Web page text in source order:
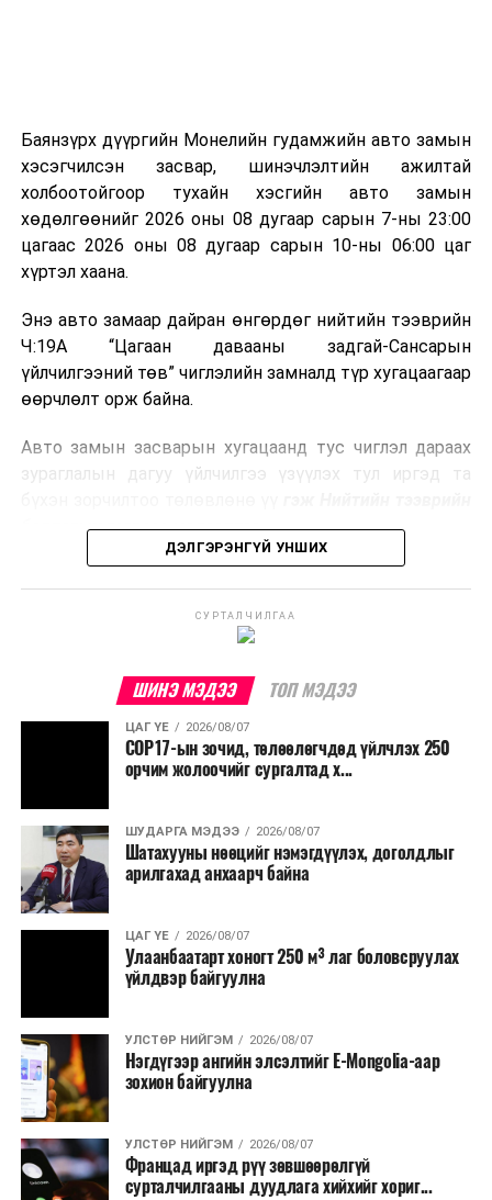
болон дулааны эрчим хүч үйлдвэрлэхэд ашиглаж
болдог. Зарим технологийн хувьд шаталтын дараа
үлдэх үнснээс фосфор зэрэг ашигт эрдсийг сэргээн
авах боломжтой аж.
байна. Тухайлбал, Германд лаг шатаах үйлдвэрээс
гарсан үнснээс фосфор сэргээн авах технологи
ашигладаг бол Нидерландад төвлөрсөн лаг
боловсруулах үйлдвэрүүдээр дулаан, цахилгаан
Ийнхүү лаг хатаах, шатаах технологийг лагийн
улсад өргөн ашиглаж байна.
Баянзүрх дүүргийн Монелийн гудамжийн авто замын
хэсэгчилсэн засвар, шинэчлэлтийн ажилтай
холбоотойгоор тухайн хэсгийн авто замын
хөдөлгөөнийг 2026 оны 08 дугаар сарын 7-ны 23:00
цагаас 2026 оны 08 дугаар сарын 10-ны 06:00 цаг
хүртэл хаана.
Энэ авто замаар дайран өнгөрдөг нийтийн тээврийн
Ч:19А “Цагаан давааны задгай-Сансарын
үйлчилгээний төв” чиглэлийн замналд түр хугацаагаар
өөрчлөлт орж байна.
Авто замын засварын хугацаанд тус чиглэл дараах
зураглалын дагуу үйлчилгээ үзүүлэх тул иргэд та
бодлогын газраас мэдээллээ.
ДЭЛГЭРЭНГҮЙ УНШИХ
СУРТАЛЧИЛГАА
ШИНЭ МЭДЭЭ ТОП МЭДЭЭ
ЦАГ ҮЕ 2026/08/07
COP17-ын зочид, төлөөлөгчдөд үйлчлэх 250
орчим жолоочийг сургалтад х...
ШУДАРГА МЭДЭЭ 2026/08/07
Шатахууны нөөцийг нэмэгдүүлэх, доголдлыг
арилгахад анхаарч байна
ЦАГ ҮЕ 2026/08/07
Улаанбаатарт хоногт 250 м³ лаг боловсруулах
үйлдвэр байгуулна
УЛСТӨР НИЙГЭМ 2026/08/07
Нэгдүгээр ангийн элсэлтийг E-Mongolia-аар
зохион байгуулна
УЛСТӨР НИЙГЭМ 2026/08/07
Францад иргэд рүү зөвшөөрөлгүй
сурталчилгааны дуудлага хийхийг хориг...